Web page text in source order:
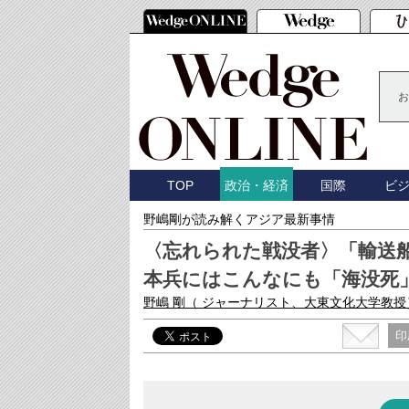
TOP 政治・経済 国際 ビ
野嶋剛が読み解くアジア最新事情
〈忘れられた戦没者〉「輸
本兵にはこんなにも「海没死
野嶋 剛 （ ジャーナリスト、大東文化大学教授